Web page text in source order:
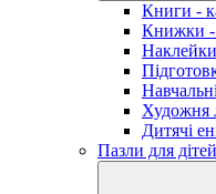
Книги -
Книжки -
Наклейки
Художня
Дитячі
Пазли для дітей